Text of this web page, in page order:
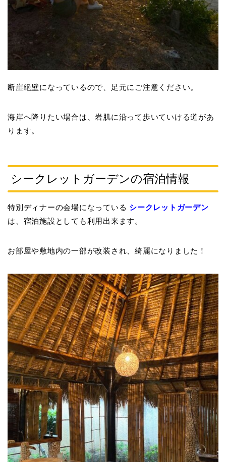
断崖絶壁になっているので、足元にご注意ください。
海岸へ降りたい場合は、岩肌に沿って歩いていける道があ
ります。
シークレットガーデンの宿泊情報
特別ディナーの会場になっている シークレットガーデン
は、宿泊施設としても利用出来ます。
お部屋や敷地内の一部が改装され、綺麗になりました！